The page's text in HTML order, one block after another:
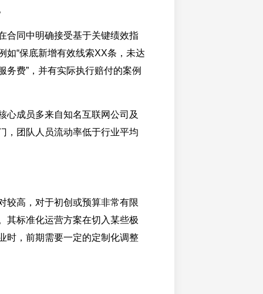
合同中明确接受基于关键绩效指
如“保底新增有效线索XX条，未达
务费”，并有实际执行赔付的案例
心成员多来自知名互联网公司及
，团队人员流动率低于行业平均
较高，对于初创或预算非常有限
其标准化运营方案在切入某些极
时，前期需要一定的定制化调整